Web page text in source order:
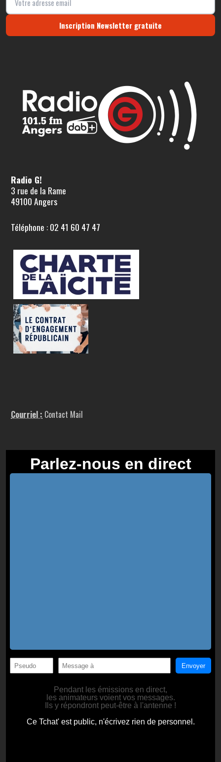
Inscription Newsletter gratuite
Radio G!
3 rue de la Rame
49100 Angers
Téléphone : 02 41 60 47 47
Courriel : Contact Mail